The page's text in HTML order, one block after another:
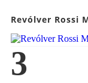
Revólver Rossi
3